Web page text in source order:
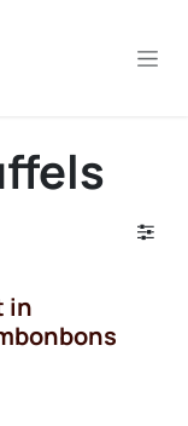
in